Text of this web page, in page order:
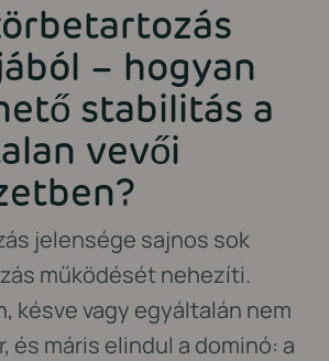
– hogyan
stabilitás a
vevői
jelensége sajnos sok
működését nehezíti.
késve vagy egyáltalán nem
és máris elindul a dominó: a